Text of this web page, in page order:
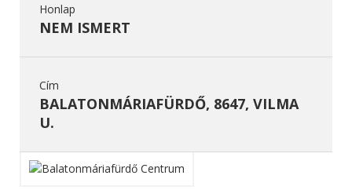
Honlap
NEM ISMERT
Cím
BALATONMÁRIAFÜRDŐ, 8647, VILMA
U.